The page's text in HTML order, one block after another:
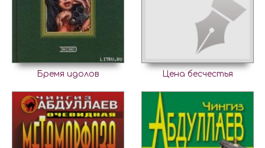
Бремя идолов Цена бесчестья